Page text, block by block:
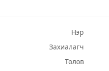
Нэр
Захиалагч
Төлөв